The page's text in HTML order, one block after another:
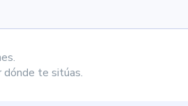
dónde te sitúas.